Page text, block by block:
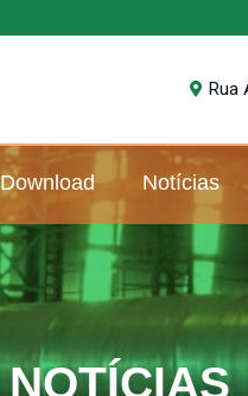
Rua
Download Notícias
NOTÍCIAS